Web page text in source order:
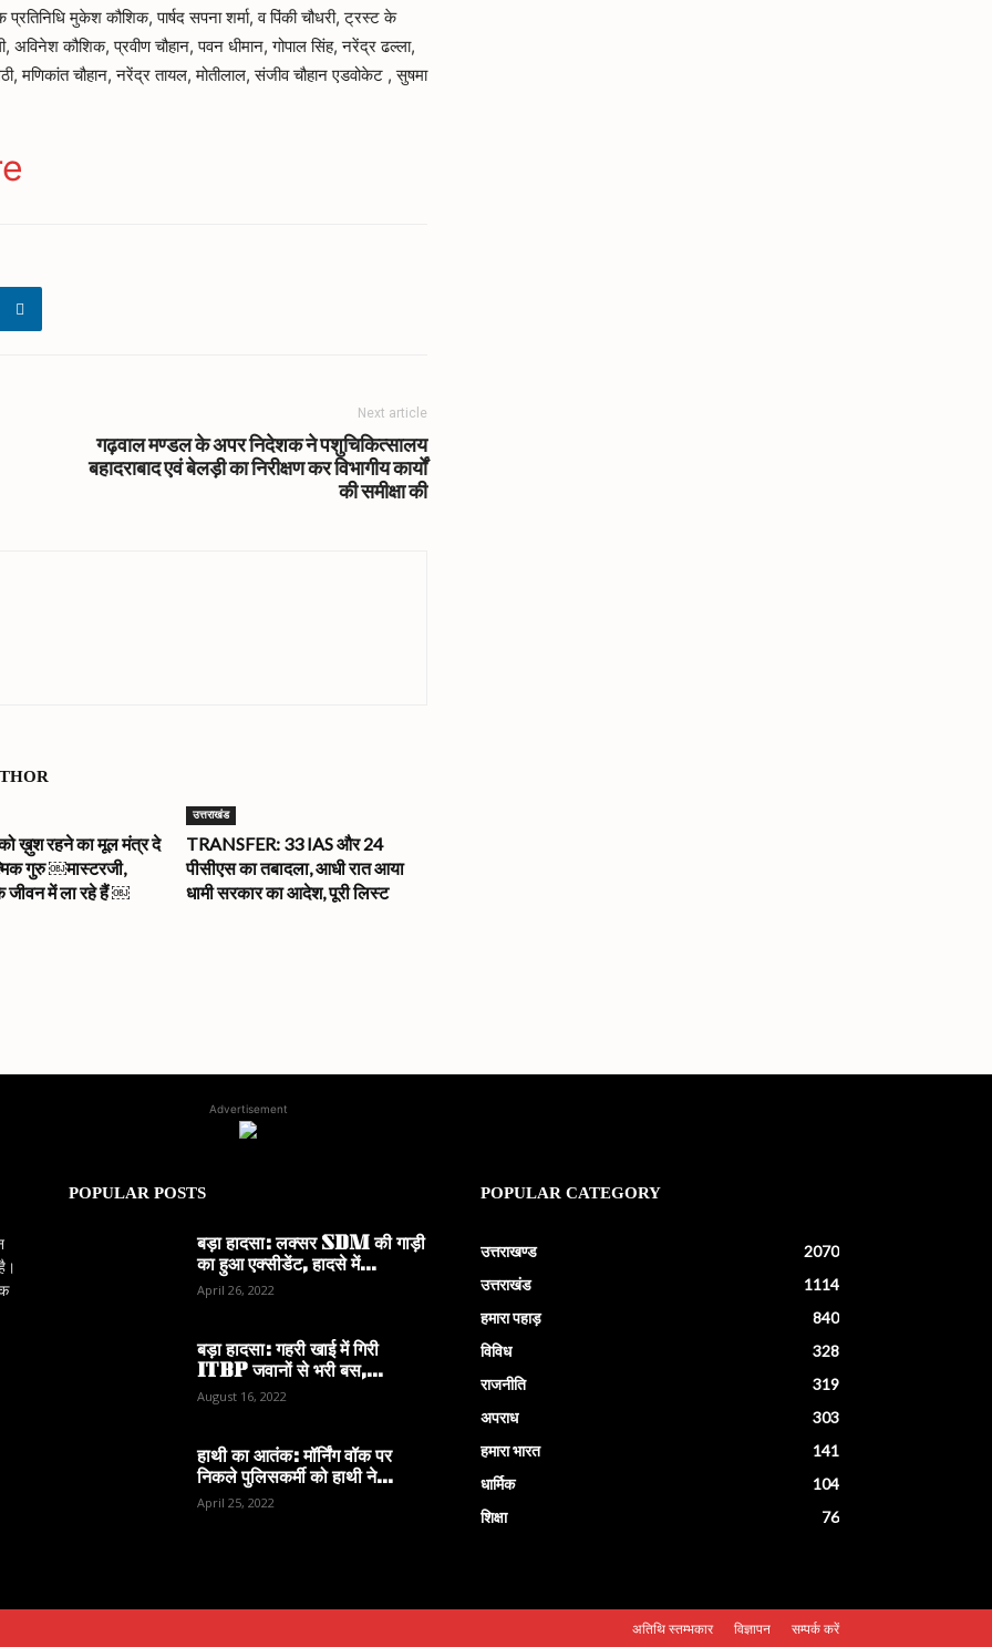
मुकेश कौशिक, पार्षद सपना शर्मा, व पिंकी चौधरी, ट्रस्ट के
अविनेश कौशिक, प्रवीण चौहान, पवन धीमान, गोपाल सिंह, नरेंद्र ढल्ला,
मणिकांत चौहान, नरेंद्र तायल, मोतीलाल, संजीव चौहान एडवोकेट , सुषमा
Next article
गढ़वाल मण्डल के अपर निदेशक ने पशुचिकित्सालय
बहादराबाद एवं बेलड़ी का निरीक्षण कर विभागीय कार्यों
की समीक्षा की
ख़ुश रहने का मूल मंत्र दे
गुरु ￼मास्टरजी,
जीवन में ला रहे हैं ￼
उत्तराखंड
TRANSFER: 33 IAS और 24
पीसीएस का तबादला, आधी रात आया
धामी सरकार का आदेश, पूरी लिस्ट
Advertisement
POPULAR POSTS
बड़ा हादसा: लक्सर SDM की गाड़ी
का हुआ एक्सीडेंट, हादसे में...
April 26, 2022
बड़ा हादसा: गहरी खाई में गिरी
ITBP जवानों से भरी बस,...
August 16, 2022
हाथी का आतंक: मॉर्निंग वॉक पर
निकले पुलिसकर्मी को हाथी ने...
April 25, 2022
POPULAR CATEGORY
उत्तराखण्ड
2070
उत्तराखंड
1114
हमारा पहाड़
840
विविध
328
राजनीति
319
अपराध
303
हमारा भारत
141
धार्मिक
104
शिक्षा
76
अतिथि स्तम्भकार विज्ञापन सम्पर्क करें